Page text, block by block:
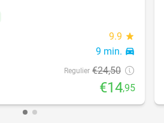
9.9 star
9 min. directions_car
Regulier €24,50
€14,95